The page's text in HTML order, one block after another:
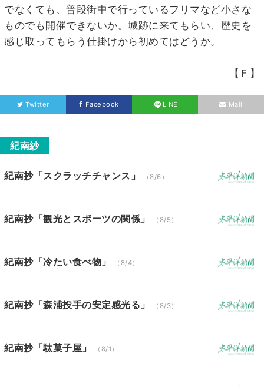
でなくても、普段街中で行っているフリマなど小さな
ものでも開催できないか。城跡に来てもらい、歴史を
感じ取ってもらう仕掛けから初めてはどうか。
【Ｆ】
Twitter Facebook LINE Mail
紀南紗
紀南抄「スクラッチチャンス」 （8/6）
紀南抄「観光とスポーツの関係」 （8/5）
紀南抄「冷たい食べ物」 （8/4）
紀南抄「森浦投手の安定感光る」 （8/3）
紀南抄「駄菓子屋」 （8/1）